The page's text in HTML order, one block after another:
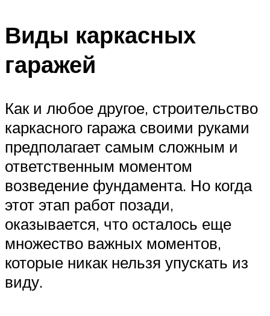
Виды каркасных
гаражей
Как и любое другое, строительство
каркасного гаража своими руками
предполагает самым сложным и
ответственным моментом
возведение фундамента. Но когда
этот этап работ позади,
оказывается, что осталось еще
множество важных моментов,
которые никак нельзя упускать из
виду.